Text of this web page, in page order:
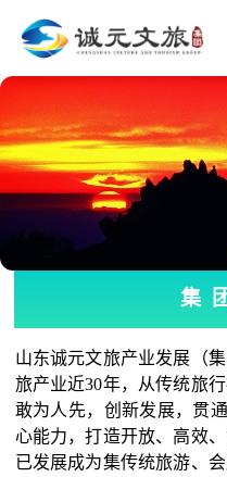
集
山东诚元文旅产业发展（
旅产业近30年，从传统旅
敢为人先，创新发展，贯
心能力，打造开放、高效
已发展成为集传统旅游、